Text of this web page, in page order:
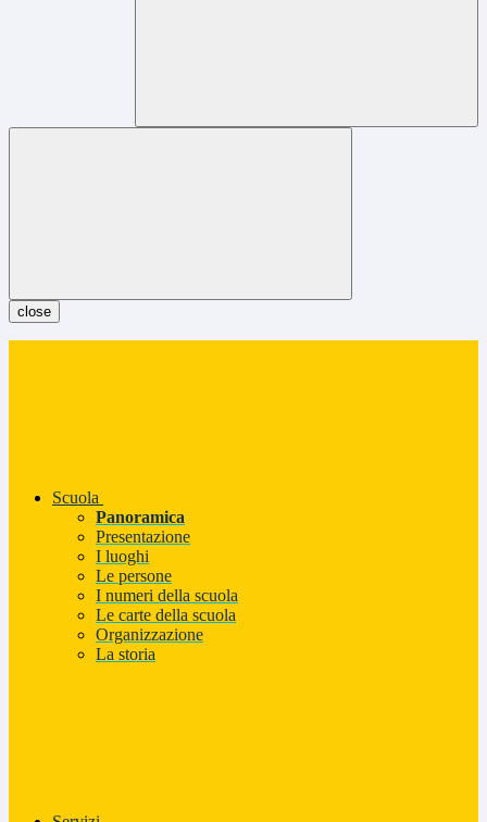
close
Scuola
Panoramica
Presentazione
I luoghi
Le persone
I numeri della scuola
Le carte della scuola
Organizzazione
La storia